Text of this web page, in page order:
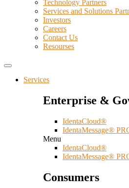
Technology Partners
Services and Solutions
Investors
Careers
Contact Us
Resourses
Services
Enterprise &
IdentaCloud®
IdentaMessage®
Menu
IdentaCloud®
IdentaMessage®
Consumers